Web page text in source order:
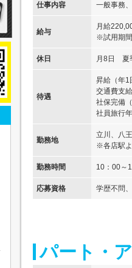
仕事内容 一般事務
給与
月給
※試用期
休日 月8日 夏
待遇
昇給（年1
交通費支
社保完備
社員旅行
勤務地
立川、八
※各店駅
勤務時間 10：00～
応募資格 学歴不問
パート・